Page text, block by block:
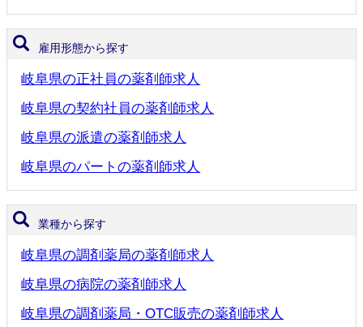
雇用形態から探す
岐阜県の正社員の薬剤師求人
岐阜県の契約社員の薬剤師求人
岐阜県の派遣の薬剤師求人
岐阜県のパートの薬剤師求人
業種から探す
岐阜県の調剤薬局の薬剤師求人
岐阜県の病院の薬剤師求人
岐阜県の調剤薬局・OTC販売の薬剤師求人